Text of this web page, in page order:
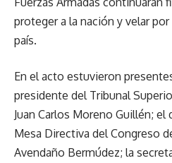
proteger a la nación y velar
país.
En el acto estuvieron
presidente del Tribunal
Juan Carlos Moreno Guillén;
Mesa Directiva del Congreso
Avendaño Bermúdez; la